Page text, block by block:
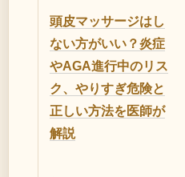
頭皮マッサージはし
ない方がいい？炎症
やAGA進行中のリス
ク、やりすぎ危険と
正しい方法を医師が
解説